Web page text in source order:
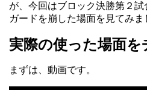
が、今回はブロック決勝第２
ガードを崩した場面を見てみま
実際の使った場面を
まずは、動画です。